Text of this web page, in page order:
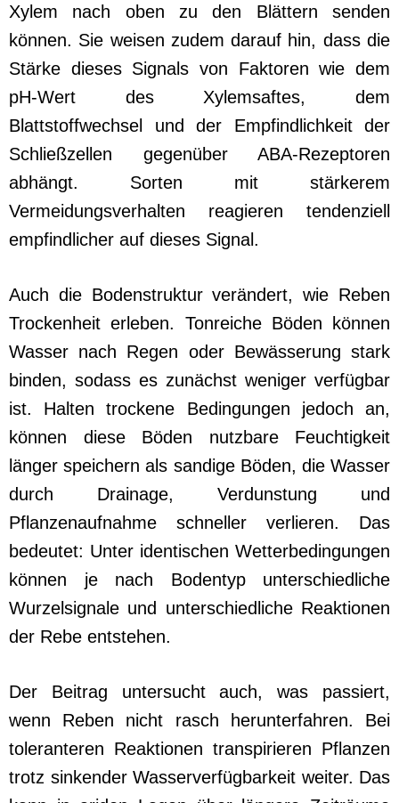
Xylem nach oben zu den Blättern senden
können. Sie weisen zudem darauf hin, dass die
Stärke dieses Signals von Faktoren wie dem
pH-Wert des Xylemsaftes, dem
Blattstoffwechsel und der Empfindlichkeit der
Schließzellen gegenüber ABA-Rezeptoren
abhängt. Sorten mit stärkerem
Vermeidungsverhalten reagieren tendenziell
empfindlicher auf dieses Signal.
Auch die Bodenstruktur verändert, wie Reben
Trockenheit erleben. Tonreiche Böden können
Wasser nach Regen oder Bewässerung stark
binden, sodass es zunächst weniger verfügbar
ist. Halten trockene Bedingungen jedoch an,
können diese Böden nutzbare Feuchtigkeit
länger speichern als sandige Böden, die Wasser
durch Drainage, Verdunstung und
Pflanzenaufnahme schneller verlieren. Das
bedeutet: Unter identischen Wetterbedingungen
können je nach Bodentyp unterschiedliche
Wurzelsignale und unterschiedliche Reaktionen
der Rebe entstehen.
Der Beitrag untersucht auch, was passiert,
wenn Reben nicht rasch herunterfahren. Bei
toleranteren Reaktionen transpirieren Pflanzen
trotz sinkender Wasserverfügbarkeit weiter. Das